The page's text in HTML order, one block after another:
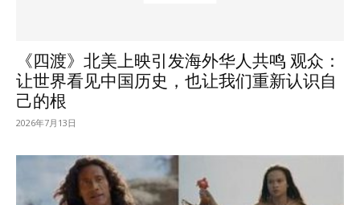
《四渡》北美上映引发海外华人共鸣 观众：
让世界看见中国历史，也让我们重新认识自
己的根
2026年7月13日